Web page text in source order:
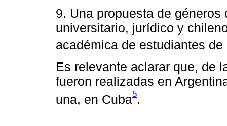
9. Una propuesta de
universitario, jurídico y
académica de estudiantes de
Es relevante aclarar que, de
fueron realizadas en
una, en Cuba5.